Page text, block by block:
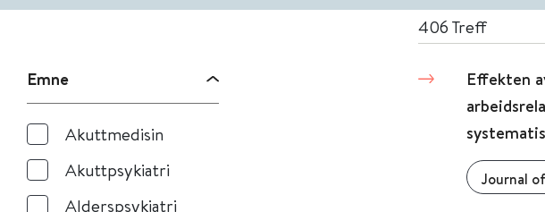
Emne
Akuttmedisin
Akuttpsykiatri
Alderspsykiatri
406 Treff
Effekten
Journal